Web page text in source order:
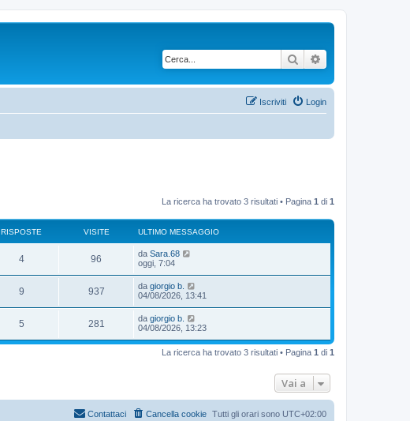
Cerca
Login
Iscriviti
La ricerca ha trovato 3 risultati • Pagina 1 di 1
RISPOSTE VISITE ULTIMO MESSAGGIO
4 96 da Sara.68
oggi, 7:04
9 937 da giorgio b.
04/08/2026, 13:41
5 281 da giorgio b.
04/08/2026, 13:23
La ricerca ha trovato 3 risultati • Pagina 1 di 1
Vai a
Tutti gli orari sono UTC+02:00
Cancella cookie
Contattaci